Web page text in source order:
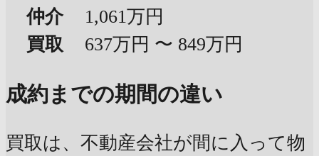
仲介
1,061万円
買取
637万円 〜 849万円
成約までの期間の違い
買取は、不動産会社が間に入って物